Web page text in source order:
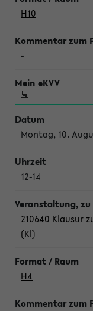
H10
-
Montag, 10.
12-14
210640 Klausur
(Kl)
H4